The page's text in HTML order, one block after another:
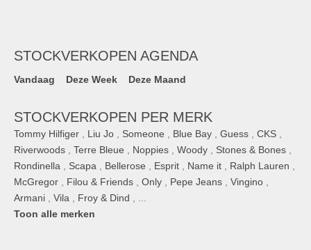
STOCKVERKOPEN AGENDA
Vandaag Deze Week Deze Maand
STOCKVERKOPEN PER MERK
Tommy Hilfiger Liu Jo Someone Blue Bay Guess CKS
Riverwoods
Terre Bleue Noppies Woody Stones & Bones
Rondinella
Scapa Bellerose Esprit Name it Ralph Lauren
McGregor
Filou & Friends Only Pepe Jeans Vingino
Armani
Vila Froy & Dind
Toon alle merken